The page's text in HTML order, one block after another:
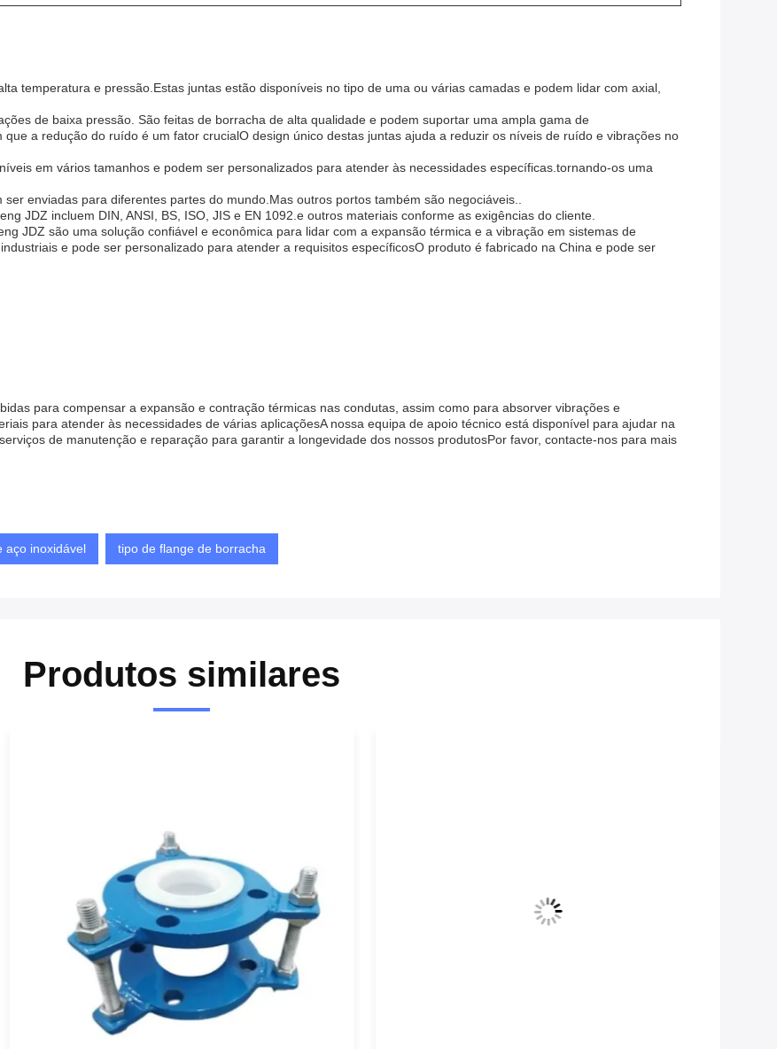
temperatura e pressão.Estas juntas estão disponíveis no tipo de uma ou várias camadas e podem lidar com axial,
de baixa pressão. São feitas de borracha de alta qualidade e podem suportar uma ampla gama de
a redução do ruído é um fator crucialO design único destas juntas ajuda a reduzir os níveis de ruído e vibrações no
em vários tamanhos e podem ser personalizados para atender às necessidades específicas.tornando-os uma
enviadas para diferentes partes do mundo.Mas outros portos também são negociáveis..
JDZ incluem DIN, ANSI, BS, ISO, JIS e EN 1092.e outros materiais conforme as exigências do cliente.
JDZ são uma solução confiável e econômica para lidar com a expansão térmica e a vibração em sistemas de
e pode ser personalizado para atender a requisitos específicosO produto é fabricado na China e pode ser
para compensar a expansão e contração térmicas nas condutas, assim como para absorver vibrações e
para atender às necessidades de várias aplicaçõesA nossa equipa de apoio técnico está disponível para ajudar na
de manutenção e reparação para garantir a longevidade dos nossos produtosPor favor, contacte-nos para mais
aço inoxidável tipo de flange de borracha
Produtos similares